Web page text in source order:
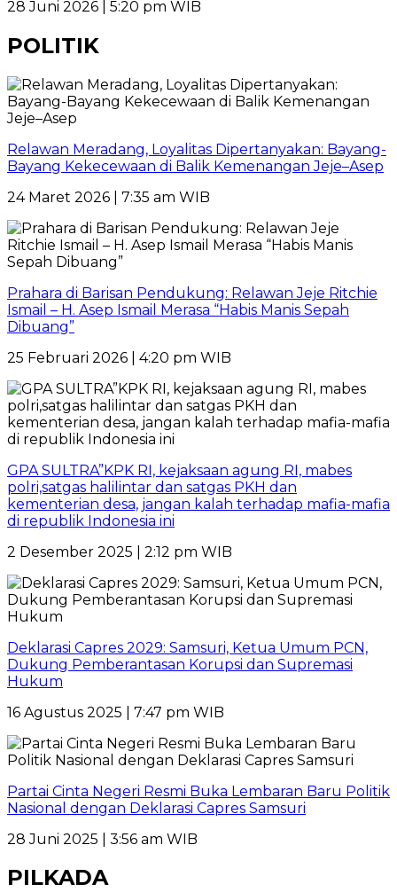
28 Juni 2026 | 5:20 pm WIB
POLITIK
Relawan Meradang, Loyalitas Dipertanyakan: Bayang-
Bayang Kekecewaan di Balik Kemenangan Jeje–Asep
24 Maret 2026 | 7:35 am WIB
Prahara di Barisan Pendukung: Relawan Jeje Ritchie
Ismail – H. Asep Ismail Merasa “Habis Manis Sepah
Dibuang”
25 Februari 2026 | 4:20 pm WIB
GPA SULTRA”KPK RI, kejaksaan agung RI, mabes
polri,satgas halilintar dan satgas PKH dan
kementerian desa, jangan kalah terhadap mafia-mafia
di republik Indonesia ini
2 Desember 2025 | 2:12 pm WIB
Deklarasi Capres 2029: Samsuri, Ketua Umum PCN,
Dukung Pemberantasan Korupsi dan Supremasi
Hukum
16 Agustus 2025 | 7:47 pm WIB
Partai Cinta Negeri Resmi Buka Lembaran Baru Politik
Nasional dengan Deklarasi Capres Samsuri
28 Juni 2025 | 3:56 am WIB
PILKADA